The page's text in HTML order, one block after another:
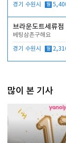
경기 수원시 월
브라운도트세류점
베팅삼촌구해요
경기 수원시 월
많이 본 기사